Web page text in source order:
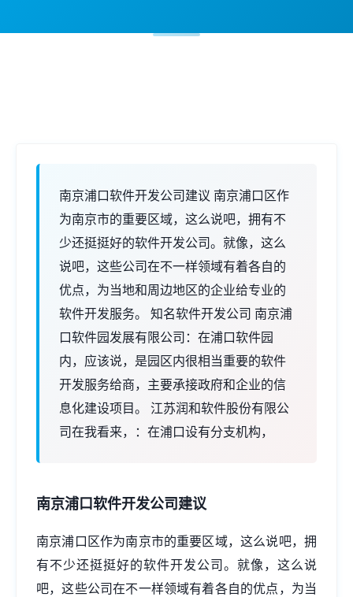
南京浦口软件开发公司建议 南京浦口区作
为南京市的重要区域，这么说吧，拥有不
少还挺挺好的软件开发公司。就像，这么
说吧，这些公司在不一样领域有着各自的
优点，为当地和周边地区的企业给专业的
软件开发服务。 知名软件开发公司 南京浦
口软件园发展有限公司：在浦口软件园
内，应该说，是园区内很相当重要的软件
开发服务给商，主要承接政府和企业的信
息化建设项目。 江苏润和软件股份有限公
司在我看来，：在浦口设有分支机构，
南京浦口软件开发公司建议
南京浦口区作为南京市的重要区域，这么说吧，拥
有不少还挺挺好的软件开发公司。就像，这么说
吧，这些公司在不一样领域有着各自的优点，为当